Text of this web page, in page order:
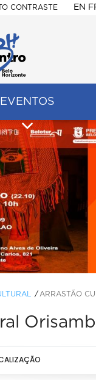
CONTRASTE EN
EVENTOS
ARRASTÃO